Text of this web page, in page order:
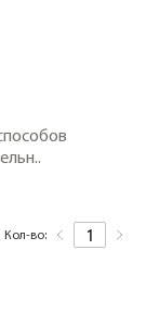
Кол-во: